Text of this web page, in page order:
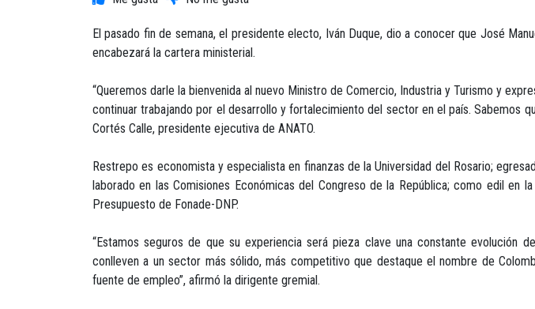
El pasado fin de semana, el presidente electo, Iván Duque, dio a conocer que José
encabezará la cartera ministerial.
“Queremos darle la bienvenida al nuevo Ministro de Comercio, Industria y Turismo y
continuar trabajando por el desarrollo y fortalecimiento del sector en el país. Sabemos
Cortés Calle, presidente ejecutiva de ANATO.
Restrepo es economista y especialista en finanzas de la Universidad del Rosario;
laborado en las Comisiones Económicas del Congreso de la República; como edil en
Presupuesto de Fonade-DNP.
“Estamos seguros de que su experiencia será pieza clave una constante evolución
conlleven a un sector más sólido, más competitivo que destaque el nombre de
fuente de empleo”, afirmó la dirigente gremial.